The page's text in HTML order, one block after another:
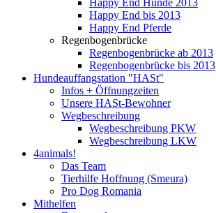
Happy End bis 2013
Happy End Pferde
Regenbogenbrücke
Regenbogenbrücke ab 2013
Regenbogenbrücke bis 2013
Hundeauffangstation "HASt"
Infos + Öffnungzeiten
Unsere HASt-Bewohner
Wegbeschreibung
Wegbeschreibung PKW
Wegbeschreibung LKW
4animals!
Das Team
Tierhilfe Hoffnung (Smeura)
Pro Dog Romania
Mithelfen